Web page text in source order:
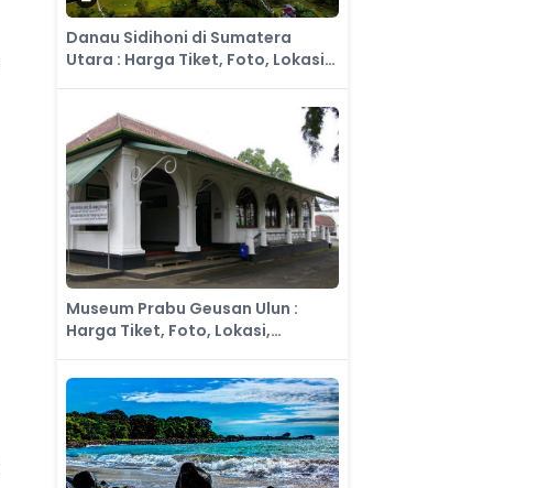
Danau Sidihoni di Sumatera
Utara : Harga Tiket, Foto, Lokasi,
Museum Prabu Geusan Ulun :
Harga Tiket, Foto, Lokasi,